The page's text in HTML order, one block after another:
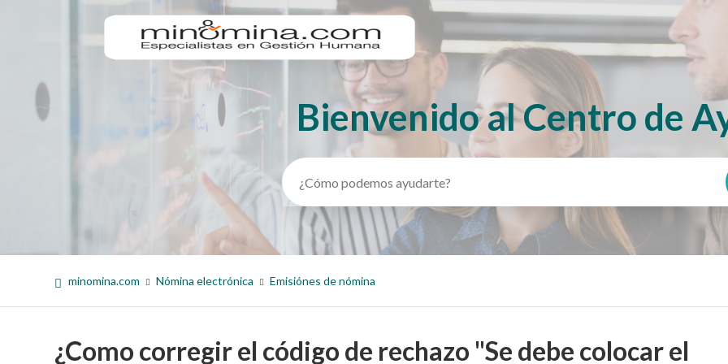
Búsqueda
Bienvenido al Centro de
minomina.com Nómina electrónica Emisiónes de nómina
¿Como corregir el código de rechazo "Se debe colocar el